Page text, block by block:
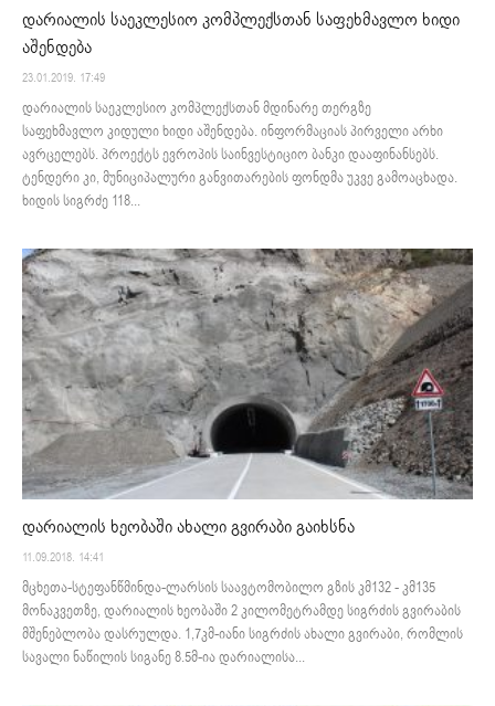
დარიალის საეკლესიო კომპლექსთან საფეხმავლო ხიდი
აშენდება
23.01.2019. 17:49
დარიალის საეკლესიო კომპლექსთან მდინარე თერგზე
საფეხმავლო კიდული ხიდი აშენდება. ინფორმაციას პირველი არხი
ავრცელებს. პროექტს ევროპის საინვესტიციო ბანკი დააფინანსებს.
ტენდერი კი, მუნიციპალური განვითარების ფონდმა უკვე გამოაცხადა.
ხიდის სიგრძე 118...
დარიალის ხეობაში ახალი გვირაბი გაიხსნა
11.09.2018. 14:41
მცხეთა-სტეფანწმინდა-ლარსის საავტომობილო გზის კმ132 - კმ135
მონაკვეთზე, დარიალის ხეობაში 2 კილომეტრამდე სიგრძის გვირაბის
მშენებლობა დასრულდა. 1,7კმ-იანი სიგრძის ახალი გვირაბი, რომლის
სავალი ნაწილის სიგანე 8.5მ-ია დარიალისა...